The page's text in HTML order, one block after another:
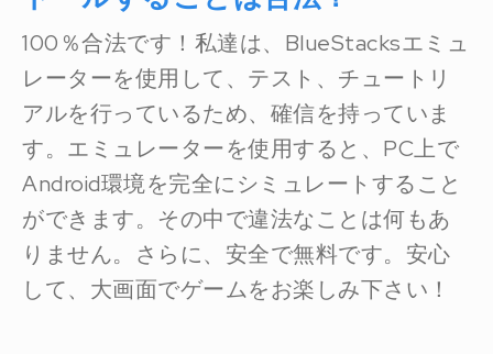
100％合法です！私達は、BlueStacksエミュ
レーターを使用して、テスト、チュートリ
アルを行っているため、確信を持っていま
す。エミュレーターを使用すると、PC上で
Android環境を完全にシミュレートすること
ができます。その中で違法なことは何もあ
りません。さらに、安全で無料です。安心
して、大画面でゲームをお楽しみ下さい！